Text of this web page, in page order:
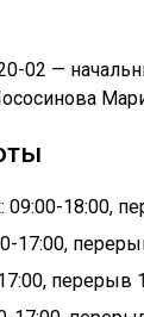
02 —
09:00-18:00,
17:00,
перерыв